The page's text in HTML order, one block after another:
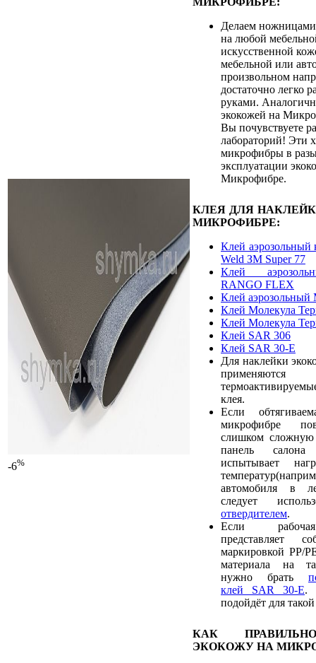
-6%
Делаем
на любой
искусственной
мебельной или
произвольном
достаточно легко
руками.
экокожей на
Вы почувствуете
лабораторий! Эти
микрофибры в
эксплуатации
Микрофибре.
КЛЕЯ ДЛЯ
МИКРОФИБРЕ:
Клей аэрозольный
Weld ЗМ Super 77
Клей
RANGO FLEX
Клей аэрозольный
Клей Молекула
Клей Молекула
Клей SAR 306
Клей SAR 30-E
Для наклейки
клея.
Если
микрофибре
слишком
панель
испытывает
автомобиля в
следует
отвердителем.
Если
представляет
маркировкой PP/
материала на
нужно брать
клей SAR 30-E.
подойдёт для
КАК
ЭКОКОЖУ НА